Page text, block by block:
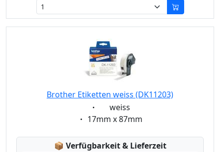
Brother Etiketten weiss (DK11203)
Eigenschaft:
weiss
Eigenschaft:
17mm x 87mm
📦 Lagerstatus:
Verfügbarkeit & Lieferzeit